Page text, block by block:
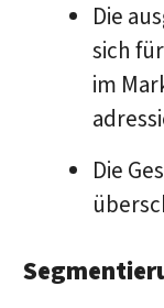
Die
sich für
im
Die